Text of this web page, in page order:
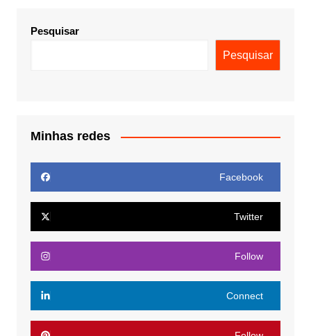
Pesquisar
Pesquisar
Minhas redes
Facebook
Twitter
Follow
Connect